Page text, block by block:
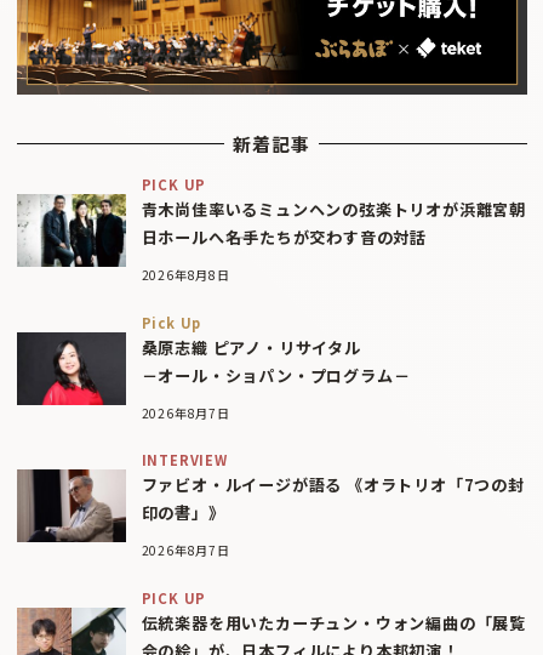
新着記事
PICK UP
青木尚佳率いるミュンヘンの弦楽トリオが浜離宮朝
日ホールへ――名手たちが交わす音の対話
2026年8月8日
Pick Up
桑原志織 ピアノ・リサイタル
－オール・ショパン・プログラム－
2026年8月7日
INTERVIEW
ファビオ・ルイージが語る 《オラトリオ「7つの封
印の書」》
2026年8月7日
PICK UP
伝統楽器を用いたカーチュン・ウォン編曲の「展覧